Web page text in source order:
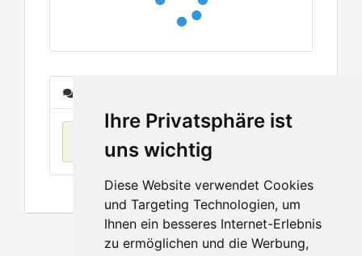
Ihre Privatsphäre ist
uns wichtig
Diese Website verwendet Cookies
und Targeting Technologien, um
Ihnen ein besseres Internet-Erlebnis
zu ermöglichen und die Werbung,
No items found